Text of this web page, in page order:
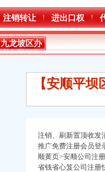
注销转让 进出口权
九龙坡区办
税务登记证
【安顺平
注销、刷新置顶收发
推广免费注册会员登
顺黄页>安顺公司注
省钱省心笈公司注册